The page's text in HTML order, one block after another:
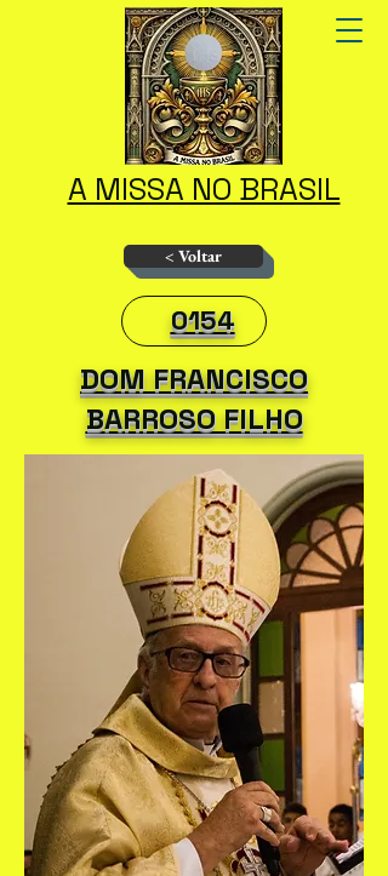
A MISSA NO BRASIL
< Voltar
0154
DOM FRANCISCO
BARROSO FILHO